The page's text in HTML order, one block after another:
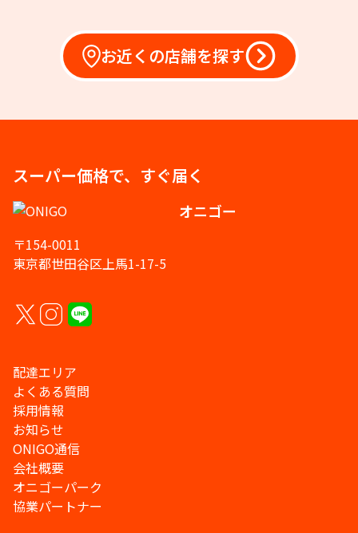
お近くの店舗を探す
スーパー価格で、すぐ届く
オニゴー
〒154-0011
東京都世田谷区上馬1-17-5
配達エリア
よくある質問
採用情報
お知らせ
ONIGO通信
会社概要
オニゴーパーク
協業パートナー